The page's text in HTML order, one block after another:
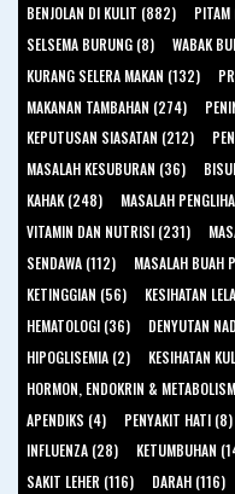
BENJOLAN DI KULIT (882)
SELSEMA BURUNG (8)
WABAK
KURANG SELERA MAKAN (132)
MAKANAN TAMBAHAN (274)
KEPUTUSAN SIASATAN (212)
MASALAH KESUBURAN (36)
KAHAK (248)
MASALAH
VITAMIN DAN NUTRISI (231)
SENDAWA (112)
MASALAH BUAH
KETINGGIAN (56)
KESIHATAN
HEMATOLOGI (36)
DENYUTAN
HIPOGLISEMIA (2)
KESIHATAN
HORMON, ENDOKRIN &
APENDIKS (4)
PENYAKIT HATI (8)
INFLUENZA (28)
KETUMBUHAN
SAKIT LEHER (116)
DARAH (116)